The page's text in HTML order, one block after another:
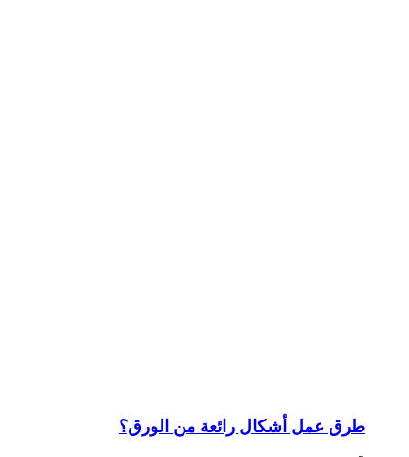
طرق عمل أشكال رائعة من الورق؟